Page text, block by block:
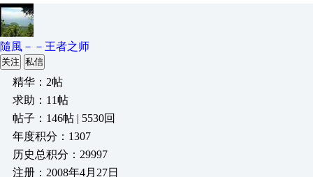
隨風－－王者之师
关注 私信
精华：2帖
求助：11帖
帖子：146帖 | 5530回
年度积分：1307
历史总积分：29997
注册：2008年4月27日